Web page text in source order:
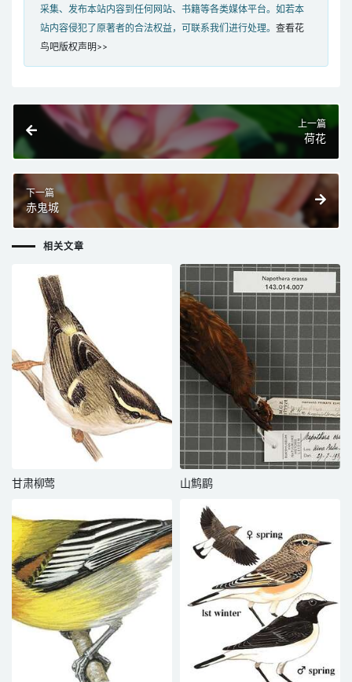
采集、发布本站内容到任何网站、书籍等各类媒体平台。如若本
站内容侵犯了原著者的合法权益，可联系我们进行处理。 查看花
鸟吧版权声明>>
上一篇
荷花
下一篇
赤鬼城
相关文章
甘肃柳莺 山鹪鹛